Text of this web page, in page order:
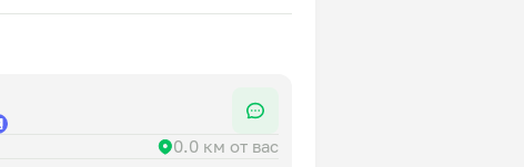
0.0 км от вас